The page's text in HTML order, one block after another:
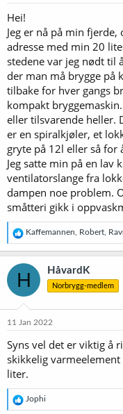
Hei!
Jeg er nå på min
adresse med min 20
stedene var jeg nødt til
der man må brygge på
tilbake for hver gangs
kompakt
eller tilsvarende heller.
er en spiralkjøler, et
gryte på 12l eller så for
Jeg satte min på en
ventilatorslange fra
dampen noe problem.
småtteri gikk i
R
e
a
k
s
o
e
:
Kaffemannen Robert
H HåvardK
Norbrygg-medlem
11 Jan 2022
Syns vel det er viktig å
skikkelig
liter.
R
e
Jophi